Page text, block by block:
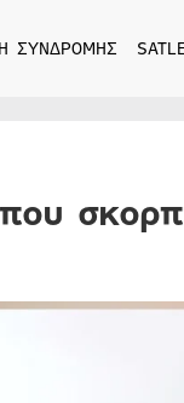
ΣΥΝΔΡΟΜΗΣ